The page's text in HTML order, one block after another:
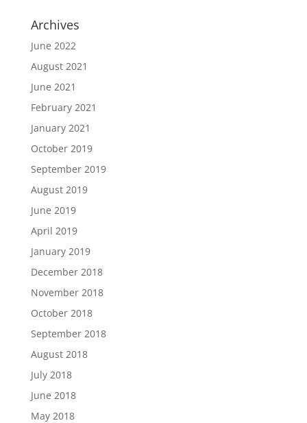
Archives
June 2022
August 2021
June 2021
February 2021
January 2021
October 2019
September 2019
August 2019
June 2019
April 2019
January 2019
December 2018
November 2018
October 2018
September 2018
August 2018
July 2018
June 2018
May 2018